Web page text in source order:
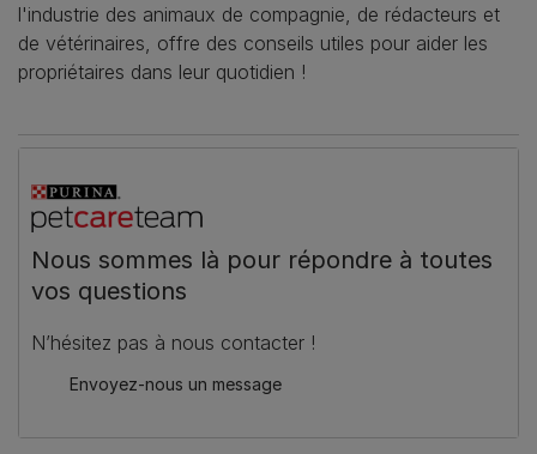
l'industrie des animaux de compagnie, de rédacteurs et
de vétérinaires, offre des conseils utiles pour aider les
propriétaires dans leur quotidien !
Nous sommes là pour répondre à toutes
vos questions
N’hésitez pas à nous contacter !
Envoyez-nous un message